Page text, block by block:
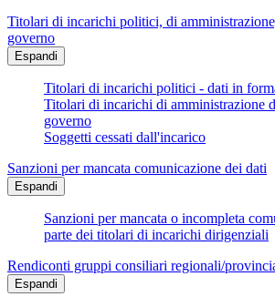
Titolari di incarichi politici, di
governo
Espandi
Titolari di incarichi politici - dati in
Titolari di incarichi di amministrazione
governo
Soggetti cessati dall'incarico
Sanzioni per mancata comunicazione dei dati
Espandi
Sanzioni per mancata o incompleta
parte dei titolari di incarichi dirigenziali
Rendiconti gruppi consiliari regionali/
Espandi